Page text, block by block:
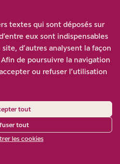
par l’ADEME, fruit
décennie sur
environnemental.
Néanmoins, force est
porté politiquement
travail ne trouve pas
un
textes qui sont déposés sur
eux sont indispensables
d’autres analysent la façon
de poursuivre la navigation
ou refuser l’utilisation
tout
tout
les cookies